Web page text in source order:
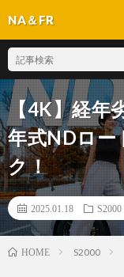
NA＆FR
【4K】経年
年式NDロー
ク！
2025.01.18 S2000
HOME S2000